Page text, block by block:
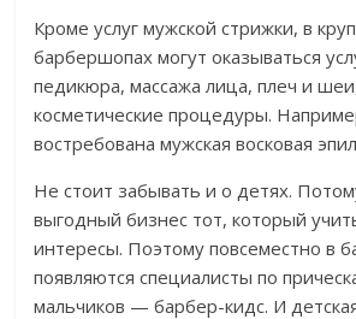
Кроме услуг мужской стрижки, в
барбершопах могут оказываться
педикюра, массажа лица, плеч и
косметические процедуры.
востребована мужская восковая
Не стоит забывать и о детях.
выгодный бизнес тот, который
интересы. Поэтому повсеместно в
появляются специалисты по
мальчиков — барбер-кидс. И